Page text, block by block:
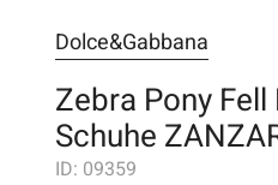
Dolce&Gabbana
Zebra Pony
Schuhe
ID: 09359